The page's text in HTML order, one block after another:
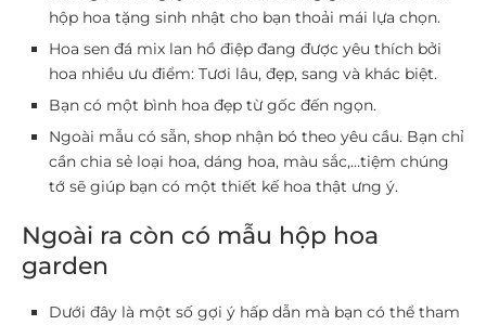
hộp hoa tặng sinh nhật cho bạn thoải mái lựa chọn.
Hoa sen đá mix lan hồ điệp đang được yêu thích bởi
hoa nhiều ưu điểm: Tươi lâu, đẹp, sang và khác biệt.
Bạn có một bình hoa đẹp từ gốc đến ngọn.
Ngoài mẫu có sẵn, shop nhận bó theo yêu cầu. Bạn chỉ
cần chia sẻ loại hoa, dáng hoa, màu sắc,…tiệm chúng
tớ sẽ giúp bạn có một thiết kế hoa thật ưng ý.
Ngoài ra còn có mẫu hộp hoa
garden
Dưới đây là một số gợi ý hấp dẫn mà bạn có thể tham